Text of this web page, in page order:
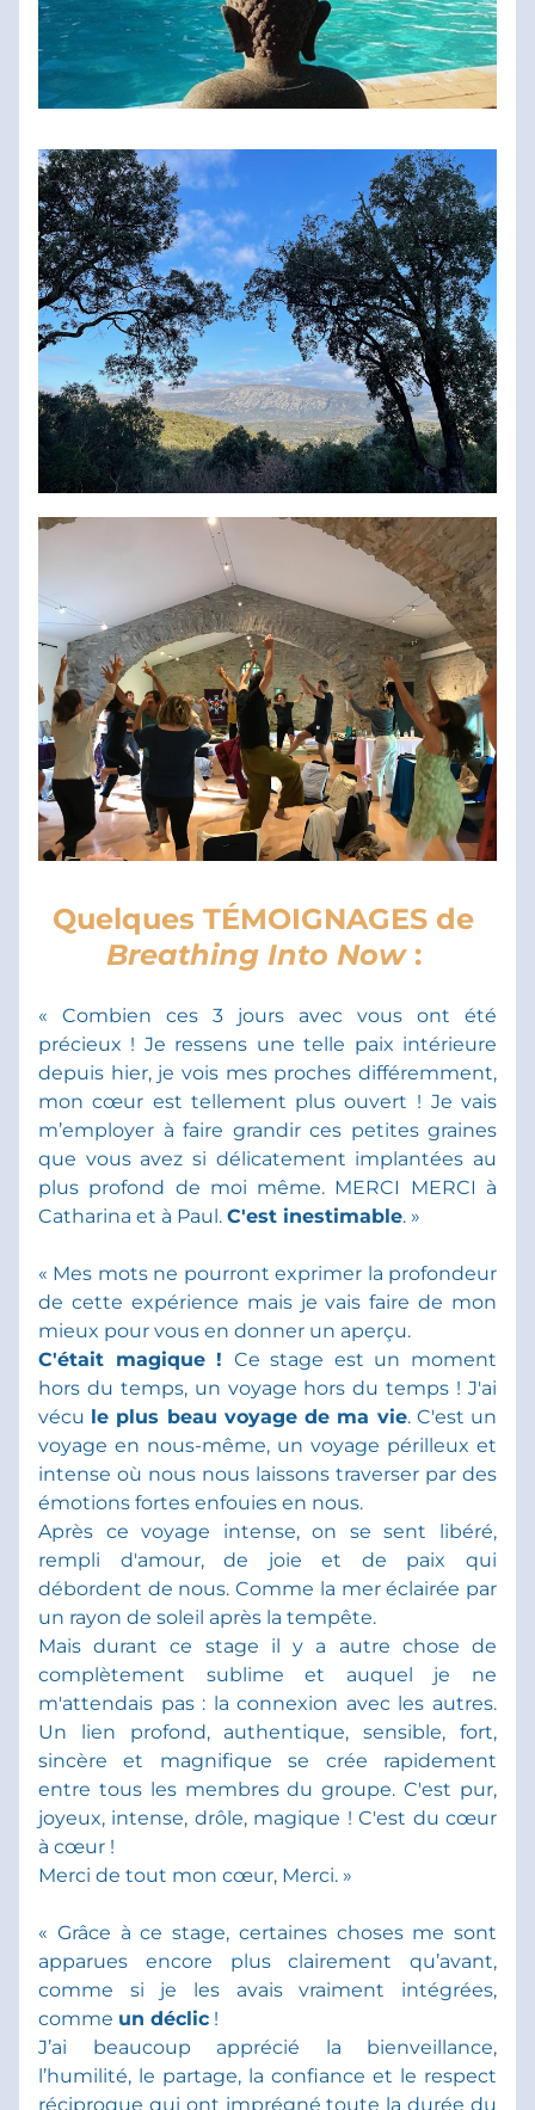
Breathing Into Now :
« Combien ces 3 jours avec vous ont été
précieux ! Je ressens une telle paix intérieure
depuis hier, je vois mes proches différemment,
mon cœur est tellement plus ouvert ! Je vais
m’employer à faire grandir ces petites graines
que vous avez si délicatement implantées au
plus profond de moi même. MERCI MERCI à
Catharina et à Paul. C'est inestimable. »
« Mes mots ne pourront exprimer la profondeur
de cette expérience mais je vais faire de mon
mieux pour vous en donner un aperçu.
C'était magique ! Ce stage est un moment
hors du temps, un voyage hors du temps ! J'ai
vécu le plus beau voyage de ma vie. C'est un
voyage en nous-même, un voyage périlleux et
intense où nous nous laissons traverser par des
émotions fortes enfouies en nous.
Après ce voyage intense, on se sent libéré,
rempli d'amour, de joie et de paix qui
débordent de nous. Comme la mer éclairée par
un rayon de soleil après la tempête.
Mais durant ce stage il y a autre chose de
complètement sublime et auquel je ne
m'attendais pas : la connexion avec les autres.
Un lien profond, authentique, sensible, fort,
sincère et magnifique se crée rapidement
entre tous les membres du groupe. C'est pur,
joyeux, intense, drôle, magique ! C'est du cœur
à cœur !
Merci de tout mon cœur, Merci. »
« Grâce à ce stage, certaines choses me sont
apparues encore plus clairement qu’avant,
comme si je les avais vraiment intégrées,
comme un déclic !
J’ai beaucoup apprécié la bienveillance,
l’humilité, le partage, la confiance et le respect
réciproque qui ont imprégné toute la durée du